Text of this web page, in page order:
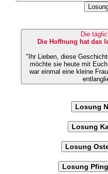
Die
Die Hoffnung hat das
"Ihr Lieben, diese
möchte sie heute mit Euch teilen. Sie spricht
war einmal eine kleine
Losung
Losung
Losung
Losung